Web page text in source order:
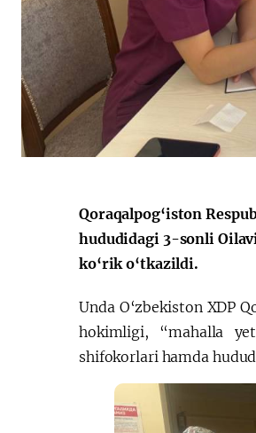
First Central Asia -
China Summit
Qoraqalpog‘iston
hududidagi 3-sonli
ko‘rik o‘tkazildi.
Unda O‘zbekiston XDP
hokimligi, “mahalla
shifokorlari hamda